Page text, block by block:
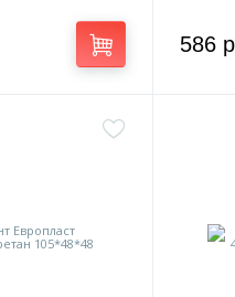
586